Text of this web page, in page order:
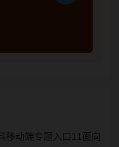
移动端专题入口11面向